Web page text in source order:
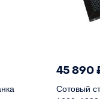
45 890
Сотовый